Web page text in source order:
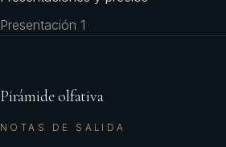
Presentación 1
Pirámide olfativa
NOTAS DE SALIDA